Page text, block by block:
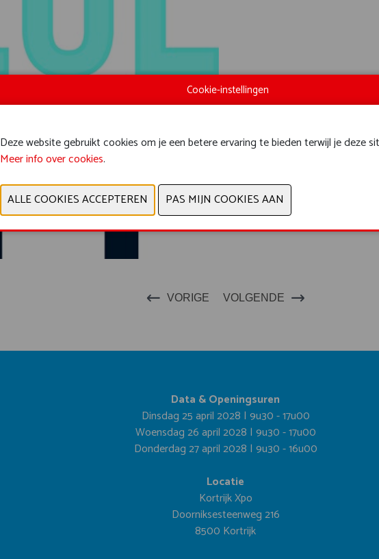
VORIGE VOLGENDE
Data & Openingsuren
Dinsdag 25 april 2028 | 9u30 - 17u00
Woensdag 26 april 2028 | 9u30 - 17u00
Donderdag 27 april 2028 | 9u30 - 16u00
Locatie
Kortrijk Xpo
Doorniksesteenweg 216
8500 Kortrijk
Cookie-instellingen
Deze website gebruikt cookies om je een betere ervaring te bieden terwijl je deze
Meer info over cookies.